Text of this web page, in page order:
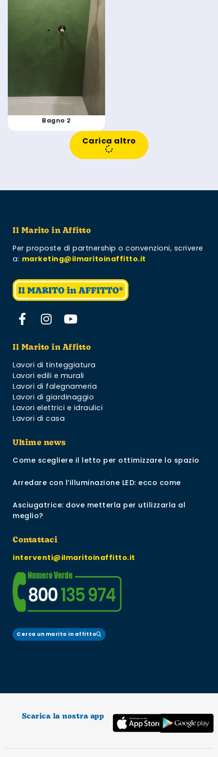
Bagno 2
Carica altro
Il Marito in Affitto
Per proposte di partnership o convenzioni, scrivere
a: marketing@ilmaritoinaffitto.it
Il Marito in Affitto
Lavori di tinteggiatura
Lavori edili e murali
Lavori di falegnameria
Lavori di giardinaggio
Lavori elettrici e idraulici
Lavori di casa
Ultime news
Come scegliere il letto per ottimizzare lo spazio
Arredare con l’illuminazione LED: ecco come
Asciugatrice: dove metterla per utilizzarla al
meglio?
Contattaci
interventi@ilmaritoinaffitto.it
Cerca un marito in affitto
Scarica la nostra app